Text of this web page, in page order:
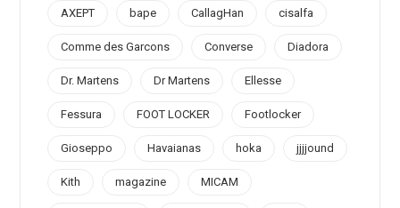
AXEPT bape CallagHan cisalfa
Comme des Garcons Converse Diadora
Dr. Martens Dr Martens Ellesse
Fessura FOOT LOCKER Footlocker
Gioseppo Havaianas hoka jjjjound
Kith magazine MICAM